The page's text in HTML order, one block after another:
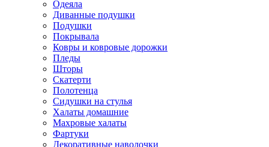
Одеяла
Диванные подушки
Подушки
Покрывала
Ковры и ковровые дорожки
Пледы
Шторы
Скатерти
Полотенца
Сидушки на стулья
Халаты домашние
Махровые халаты
Фартуки
Декоративные наволочки